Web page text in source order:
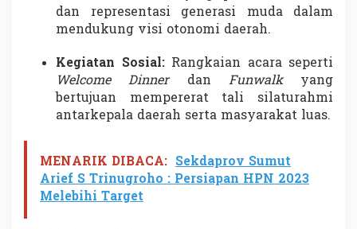
dan representasi generasi muda dalam
mendukung visi otonomi daerah.
Kegiatan Sosial:Rangkaian acara seperti
Welcome Dinnerdan Funwalkyang
bertujuan mempererat tali silaturahmi
antarkepala daerah serta masyarakat luas.
MENARIK DIBACA: Sekdaprov Sumut
Arief S Trinugroho : Persiapan HPN 2023
Melebihi Target